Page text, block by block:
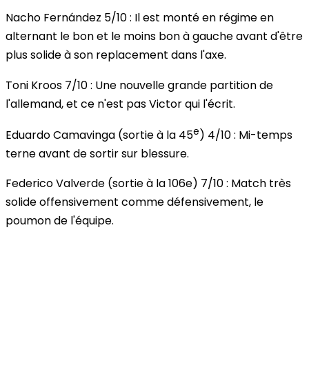
Nacho Fernández 5/10: Il est monté en régime en
alternant le bon et le moins bon à gauche avant d'être
plus solide à son replacement dans l'axe.
Toni Kroos 7/10: Une nouvelle grande partition de
l'allemand, et ce n'est pas Victor qui l'écrit.
Eduardo Camavinga (sortie à la 45e) 4/10: Mi-temps
terne avant de sortir sur blessure.
Federico Valverde (sortie à la 106e) 7/10: Match très
solide offensivement comme défensivement, le
poumon de l'équipe.